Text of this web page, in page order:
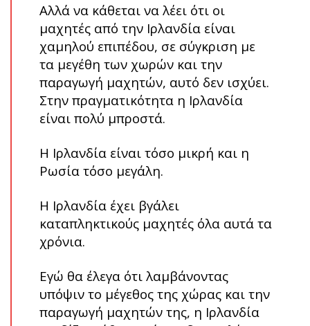
Αλλά να κάθεται να λέει ότι οι
μαχητές από την Ιρλανδία είναι
χαμηλού επιπέδου, σε σύγκριση με
τα μεγέθη των χωρών και την
παραγωγή μαχητών, αυτό δεν ισχύει.
Στην πραγματικότητα η Ιρλανδία
είναι πολύ μπροστά.
Η Ιρλανδία είναι τόσο μικρή και η
Ρωσία τόσο μεγάλη.
Η Ιρλανδία έχει βγάλει
καταπληκτικούς μαχητές όλα αυτά τα
χρόνια.
Εγώ θα έλεγα ότι λαμβάνοντας
υπόψιν το μέγεθος της χώρας και την
παραγωγή μαχητών της, η Ιρλανδία